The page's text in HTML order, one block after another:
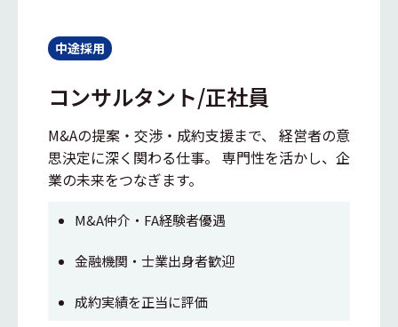
中途採用
コンサルタント/正社員
M&Aの提案・交渉・成約支援まで、 経営者の意
思決定に深く関わる仕事。 専門性を活かし、企
業の未来をつなぎます。
M&A仲介・FA経験者優遇
金融機関・士業出身者歓迎
成約実績を正当に評価